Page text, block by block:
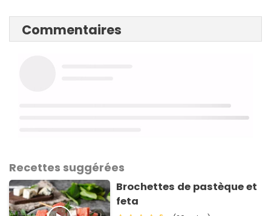
Commentaires
Recettes suggérées
Brochettes de pastèque et
feta